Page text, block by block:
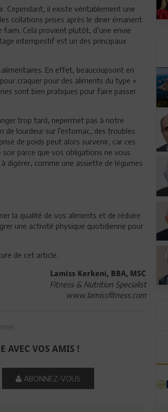
Cependant, il existe véritablement une
collations prises après le diner émanent
faim. Cela provient plutôt, d’une envie
intempestif est un des principaux
En effet, beaucoupsont en
craquer pour des aliments du type «
sont bien pratiques pour faire passer
trop tard, nepermet pas à notre
de lourdeur sur l’estomac, des troubles
de poids peut alors survenir, car ces
parce que vos obligations ne vous
digérer, comme une assiette de légumes
la qualité de vos aliments et de réduire
une activité physique quotidienne pour
de cet article.
Lamiss Kerkeni, BBA, MSC
Fitness & Nutrition Specialist
www.lamissfitness.com
AVEC VOS AMIS !
ABONNEZ-VOUS